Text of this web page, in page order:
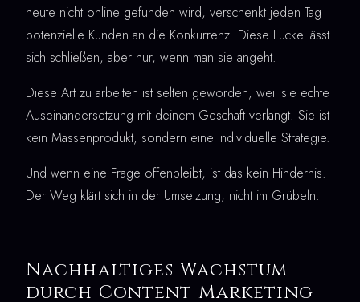
heute nicht online gefunden wird, verschenkt jeden Tag
potenzielle Kunden an die Konkurrenz. Diese Lücke lässt
sich schließen, aber nur, wenn man sie angeht.
Diese Art zu arbeiten ist selten geworden, weil sie echte
Auseinandersetzung mit deinem Geschäft verlangt. Sie ist
kein Massenprodukt, sondern eine individuelle Strategie.
Und wenn eine Frage offenbleibt, ist das kein Hindernis.
Der Weg klärt sich in der Umsetzung, nicht im Grübeln.
Nachhaltiges Wachstum
durch Content Marketing